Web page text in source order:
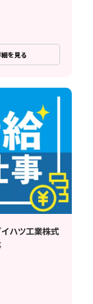
を見る
ハツ工業株式